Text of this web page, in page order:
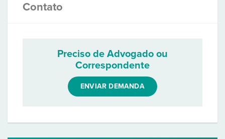
Contato
Preciso de Advogado ou
Correspondente
ENVIAR DEMANDA